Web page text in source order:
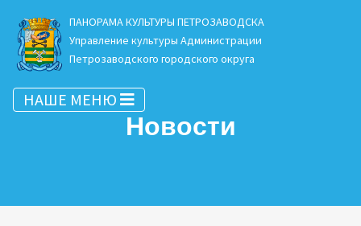
ПАНОРАМА КУЛЬТУРЫ ПЕТРОЗАВОДСКА
Управление культуры Администрации
Петрозаводского городского округа
НАШЕ МЕНЮ
Новости